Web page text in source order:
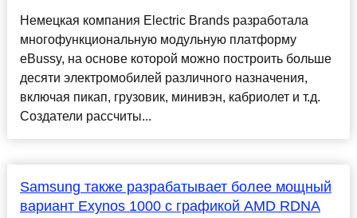
Немецкая компания Electric Brands разработала
многофункциональную модульную платформу
eBussy, на основе которой можно построить больше
десяти электромобилей различного назначения,
включая пикап, грузовик, минивэн, кабриолет и т.д.
Создатели рассчиты...
Samsung также разрабатывает более мощный
вариант Exynos 1000 с графикой AMD RDNA